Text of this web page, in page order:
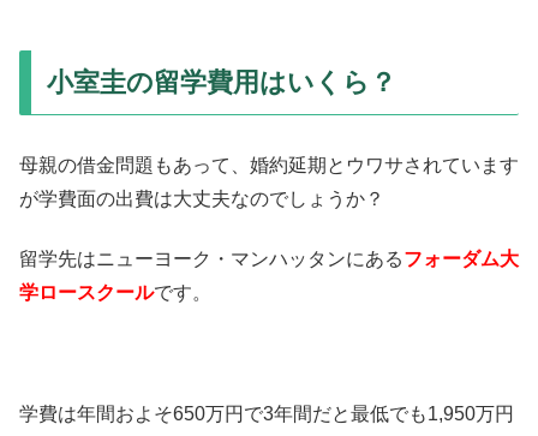
小室圭の留学費用はいくら？
母親の借金問題もあって、婚約延期とウワサされています
が学費面の出費は大丈夫なのでしょうか？
留学先はニューヨーク・マンハッタンにあるフォーダム大
学ロースクールです。
学費は年間およそ650万円で3年間だと最低でも1,950万円